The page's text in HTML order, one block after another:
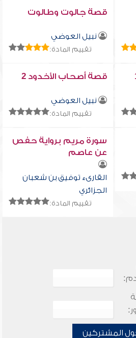
قصة جالوت وطالوت
نبيل العوضي
تقييم المادة:
قصة أصحاب الأخدود 2
نبيل العوضي
تقييم المادة:
سورة مريم برواية حفص
عن عاصم
القارىء توفيق بن شعبان
الجزائري
تقييم المادة:
المشتركين